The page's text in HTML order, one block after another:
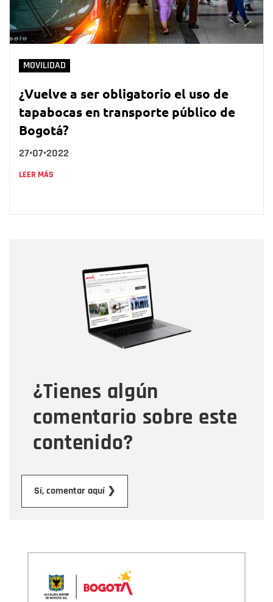
MOVILIDAD
¿Vuelve a ser obligatorio el uso de
tapabocas en transporte público de
Bogotá?
27•07•2022
LEER MÁS
¿Tienes algún
comentario sobre este
contenido?
Sí, comentar aquí ❯
Correo electrónico
Tipo de comentario
Mensaje